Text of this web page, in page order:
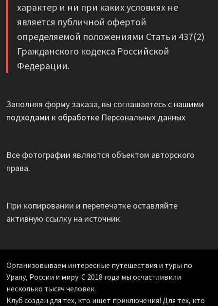
характер и ни при каких условиях не
является публичной офертой
определяемой положениями Статьи 437(2)
Гражданского кодекса Российской
Федерации.
Заполняя форму заказа, вы соглашаетесь с нашими
подходами к обработке Персональных данных
Все фотографии являются объектом авторского
права.
При копировании и перепечатке оставляйте
активную ссылку на источник.
Организовываем интересные путешествия и туры по
Уралу, России и миру. С 2018 года мы осчастливили
несколько тысяч человек.
Клуб создан для тех, кто ищет приключения! Для тех, кто